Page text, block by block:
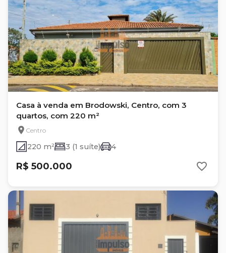
Casa à venda em Brodowski, Centro, com 3
quartos, com 220 m²
Centro
220 m² 3 (1 suíte) 4
R$ 500.000